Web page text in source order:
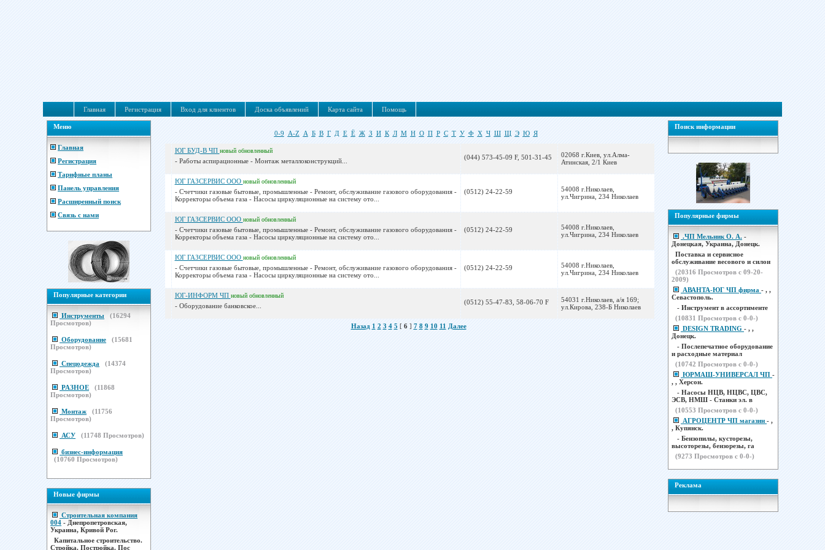
Главная Регистрация Вход для клиентов Доска объявлений Карта сайта Помощь
Меню
Главная
Регистрация
Тарифные планы
Панель управления
Расширенный поиск
Связь с нами
Популярные категории
Инструменты (16294
Просмотров)
Оборудование (15681
Просмотров)
Спецодежда (14374
Просмотров)
РАЗНОЕ (11868
Просмотров)
Монтаж (11756
Просмотров)
АСУ (11748 Просмотров)
бизнес-информация
(10760 Просмотров)
Новые фирмы
Строительная компания
004 - Днепропетровская,
Украина, Кривой Рог.
Капитальное строительство.
Стройка. Постройка. Пос
0-9 A-Z А Б В Г Д Е Ё Ж З И К Л М Н О П Р С Т У Ф Х Ч Ш Щ Э Ю Я
ЮГ БУД-В ЧП новый обновленный
- Работы аспирационные - Монтаж металлоконструкций... (044) 573-45-09 F, 501-31-45
02068 г.Киев, ул.Алма-
Атинская, 2/1 Киев
ЮГ ГАЗСЕРВИС ООО новый обновленный
- Счетчики газовые бытовые, промышленные - Ремонт, обслуживание газового оборудования -
Корректоры объема газа - Насосы циркуляционные на систему ото...
(0512) 24-22-59
54008 г.Николаев,
ул.Чигрина, 234 Николаев
ЮГ ГАЗСЕРВИС ООО новый обновленный
- Счетчики газовые бытовые, промышленные - Ремонт, обслуживание газового оборудования -
Корректоры объема газа - Насосы циркуляционные на систему ото...
(0512) 24-22-59
54008 г.Николаев,
ул.Чигрина, 234 Николаев
ЮГ ГАЗСЕРВИС ООО новый обновленный
- Счетчики газовые бытовые, промышленные - Ремонт, обслуживание газового оборудования -
Корректоры объема газа - Насосы циркуляционные на систему ото...
(0512) 24-22-59
54008 г.Николаев,
ул.Чигрина, 234 Николаев
ЮГ-ИНФОРМ ЧП новый обновленный
- Оборудование банковское... (0512) 55-47-83, 58-06-70 F
54031 г.Николаев, а/я 169;
ул.Кирова, 238-Б Николаев
Назад 1 2 3 4 5[ 6] 7 8 9 10 11 Далее
Поиск информации
Популярные фирмы
.ЧП Мельник О. А. -
Донецкая, Украина, Донецк.
Поставка и сервисное
обслуживание весового и силои
(20316 Просмотров с 09-20-
2009)
АВАНТА-ЮГ ЧП фирма - , ,
Севастополь.
- Инструмент в ассортименте
(10831 Просмотров с 0-0-)
DESIGN TRADING - , ,
Донецк.
- Послепечатное оборудование
и расходные материал
(10742 Просмотров с 0-0-)
ЮРМАШ-УНИВЕРСАЛ ЧП -
, , Херсон.
- Насосы НЦВ, НЦВС, ЦВС,
ЭСВ, НМШ - Станки эл. в
(10553 Просмотров с 0-0-)
АГРОЦЕНТР ЧП магазин - ,
, Купянск.
- Бензопилы, кусторезы,
высоторезы, бензорезы, га
(9273 Просмотров с 0-0-)
Реклама